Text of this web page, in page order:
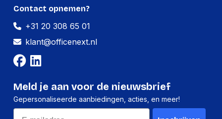
Contact opnemen?
+31 20 308 65 01
klant@officenext.nl
Meld je aan voor de nieuwsbrief
Gepersonaliseerde aanbiedingen, acties, en meer!
Email